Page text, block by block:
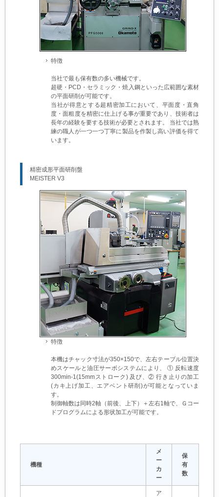
特徴
当社で最も保有数の多い機械です。
超硬・PCD・セラミック・焼入鋼といった広範囲な素材
の平面研削が可能です。
当社が得意とする超精密加工において、平面度・直角
度・面粗度を精密に仕上げる事が重要であり、技術者は
長年の経験を要する技術が必要とされます。 当社では熟
練の職人が一つ一つ丁寧に製品を作製し高い評価を得て
います。
精密成形平面研削盤
MEISTER V3
特徴
本機はチャック寸法が350×150で、左右テーブル位置決
めスケールと油圧サーボシステムにより、 ① 反転速度
300min-1(15mmストローク) 及び、② 行き止りの加工
(カキ上げ加工、エアベント研削)が可能となっていま
す。
制御軸数は同時2軸（前後、上下）＋左右1軸で、Ｇコー
ドプログラムによる形状加工が可能です。
機種
メ
ー
カ
ー
保
有
数
ア